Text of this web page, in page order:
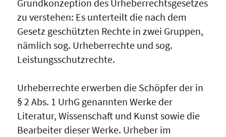
Grundkonzeption des Urheberrechtsgesetzes
zu verstehen: Es unterteilt die nach dem
Gesetz geschützten Rechte in zwei Gruppen,
nämlich sog. Urheberrechte und sog.
Leistungsschutzrechte.
Urheberrechte erwerben die Schöpfer der in
§ 2 Abs. 1 UrhG genannten Werke der
Literatur, Wissenschaft und Kunst sowie die
Bearbeiter dieser Werke. Urheber im